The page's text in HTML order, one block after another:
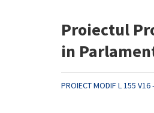
Proiectul
in
PROIECT MODIF L 155